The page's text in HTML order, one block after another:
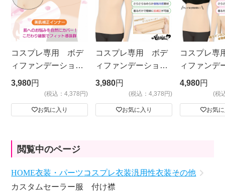
コスプレ専用 ボデ
ィファンデーショ
ン メッシュタイプ
3,980円
(税込：4,378円)
お気に入り
コスプレ専用 ボデ
ィファンデーショ
ン ノーマルタイ
プ ベージュ
3,980円
(税込：4,378円)
お気に入り
コスプレ
ィファンデ
ン 胸あり
4,980円
(税
お気
閲覧中のページ
HOME衣装・パーツコスプレ衣装汎用性衣装その他
カスタムセーラー服 付け襟